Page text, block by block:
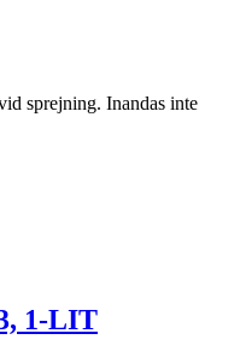
sprejning. Inandas inte
1-LIT